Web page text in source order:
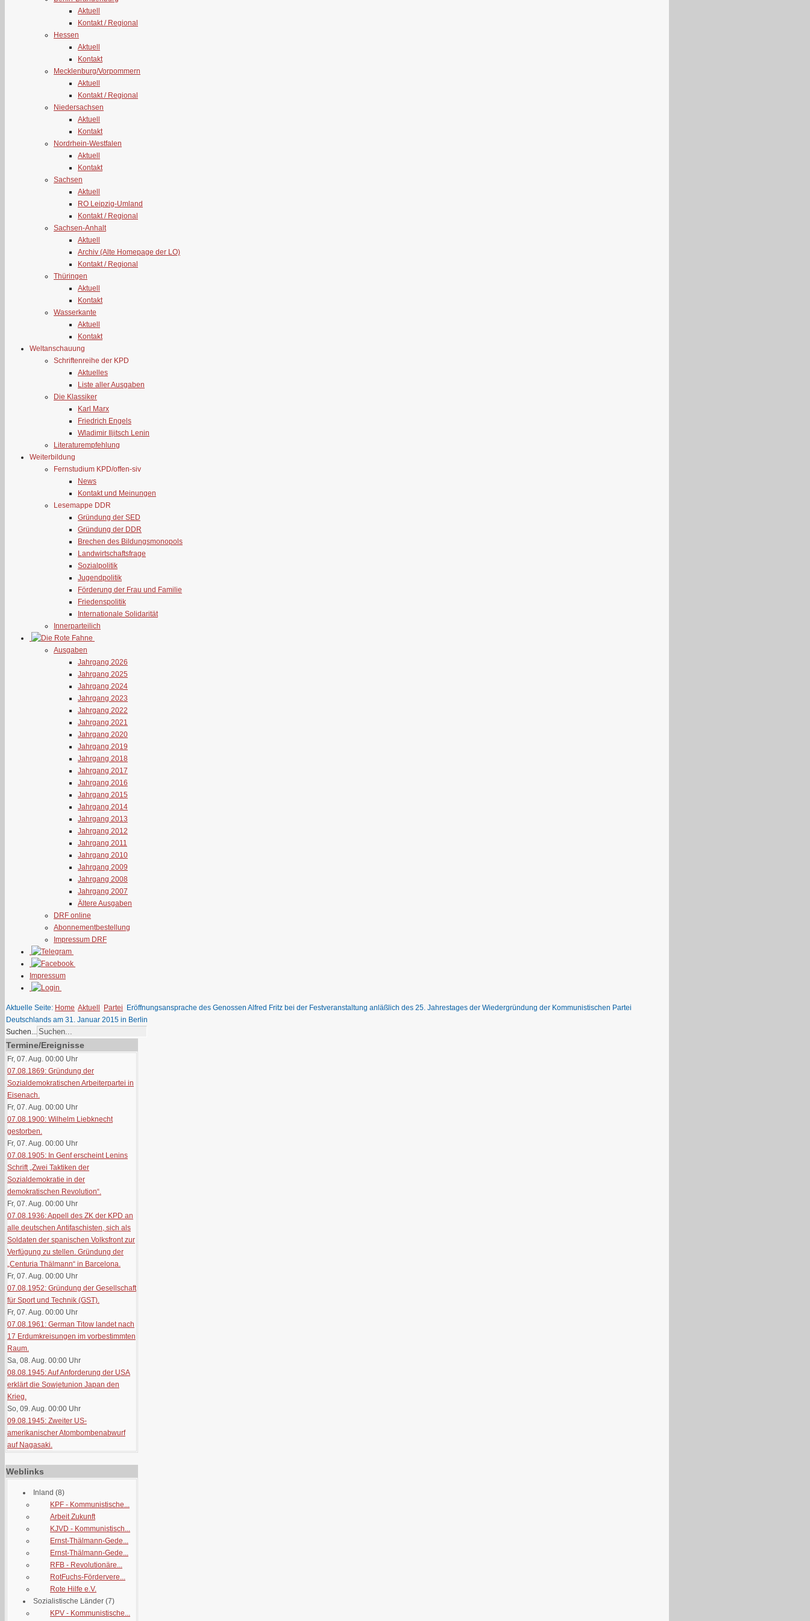
Aktuell
Kontakt / Regional
Hessen
Aktuell
Kontakt
Mecklenburg/Vorpommern
Aktuell
Kontakt / Regional
Niedersachsen
Aktuell
Kontakt
Nordrhein-Westfalen
Aktuell
Kontakt
Sachsen
Aktuell
RO Leipzig-Umland
Kontakt / Regional
Sachsen-Anhalt
Aktuell
Archiv (Alte Homepage der LO)
Kontakt / Regional
Thüringen
Aktuell
Kontakt
Wasserkante
Aktuell
Kontakt
Weltanschauung
Schriftenreihe der KPD
Aktuelles
Liste aller Ausgaben
Die Klassiker
Karl Marx
Friedrich Engels
Wladimir Iljitsch Lenin
Literaturempfehlung
Weiterbildung
Fernstudium KPD/offen-siv
News
Kontakt und Meinungen
Lesemappe DDR
Gründung der SED
Gründung der DDR
Brechen des Bildungsmonopols
Landwirtschaftsfrage
Sozialpolitik
Jugendpolitik
Förderung der Frau und Familie
Friedenspolitik
Internationale Solidarität
Innerparteilich
Ausgaben
Jahrgang 2026
Jahrgang 2025
Jahrgang 2024
Jahrgang 2023
Jahrgang 2022
Jahrgang 2021
Jahrgang 2020
Jahrgang 2019
Jahrgang 2018
Jahrgang 2017
Jahrgang 2016
Jahrgang 2015
Jahrgang 2014
Jahrgang 2013
Jahrgang 2012
Jahrgang 2011
Jahrgang 2010
Jahrgang 2009
Jahrgang 2008
Jahrgang 2007
Ältere Ausgaben
DRF online
Abonnementbestellung
Impressum DRF
Impressum
Aktuelle Seite: Home Aktuell Partei
Eröffnungsansprache des Genossen Alfred Fritz bei der Festveranstaltung anläßlich des 25. Jahrestages der Wiedergründung der Kommunistischen Partei
Deutschlands am 31. Januar 2015 in Berlin
Suchen...
Termine/Ereignisse
Fr, 07. Aug. 00:00 Uhr
07.08.1869: Gründung der
Sozialdemokratischen Arbeiterpartei in
Eisenach.
Fr, 07. Aug. 00:00 Uhr
07.08.1900: Wilhelm Liebknecht
gestorben.
Fr, 07. Aug. 00:00 Uhr
07.08.1905: In Genf erscheint Lenins
Schrift „Zwei Taktiken der
Sozialdemokratie in der
demokratischen Revolution“.
Fr, 07. Aug. 00:00 Uhr
07.08.1936: Appell des ZK der KPD an
alle deutschen Antifaschisten, sich als
Soldaten der spanischen Volksfront zur
Verfügung zu stellen. Gründung der
„Centuria Thälmann“ in Barcelona.
Fr, 07. Aug. 00:00 Uhr
07.08.1952: Gründung der Gesellschaft
für Sport und Technik (GST).
Fr, 07. Aug. 00:00 Uhr
07.08.1961: German Titow landet nach
17 Erdumkreisungen im vorbestimmten
Raum.
Sa, 08. Aug. 00:00 Uhr
08.08.1945: Auf Anforderung der USA
erklärt die Sowjetunion Japan den
Krieg.
So, 09. Aug. 00:00 Uhr
09.08.1945: Zweiter US-
amerikanischer Atombombenabwurf
auf Nagasaki.
Weblinks
Inland (8)
KPF - Kommunistische...
Arbeit Zukunft
KJVD - Kommunistisch...
Ernst-Thälmann-Gede...
Ernst-Thälmann-Gede...
RFB - Revolutionäre...
RotFuchs-Fördervere...
Rote Hilfe e.V.
Sozialistische Länder (7)
KPV - Kommunistische...